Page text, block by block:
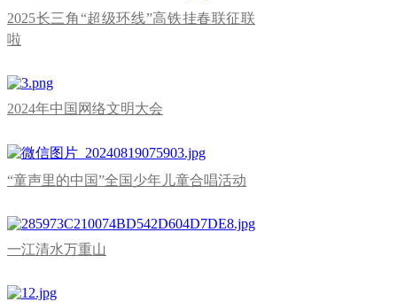
2025长三角“超级环线”高铁挂春联征联
啦
2024年中国网络文明大会
“童声里的中国”全国少年儿童合唱活动
一江清水万重山